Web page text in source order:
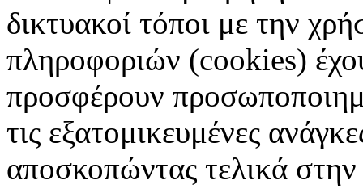
δικτυακοί τόποι με την
πληροφοριών (cookies)
προσφέρουν
τις εξατομικευμένες
αποσκοπώντας τελικά